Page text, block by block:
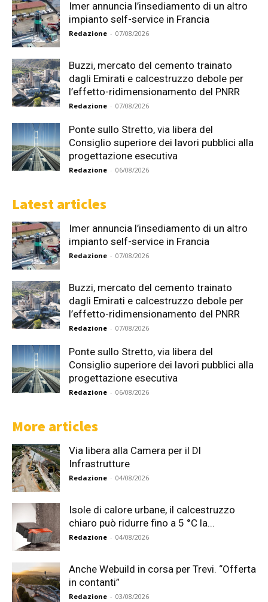
Imer annuncia l’insediamento di un altro
impianto self-service in Francia
Redazione - 07/08/2026
Buzzi, mercato del cemento trainato
dagli Emirati e calcestruzzo debole per
l’effetto-ridimensionamento del PNRR
Redazione - 07/08/2026
Ponte sullo Stretto, via libera del
Consiglio superiore dei lavori pubblici alla
progettazione esecutiva
Redazione - 06/08/2026
Latest articles
Imer annuncia l’insediamento di un altro
impianto self-service in Francia
Redazione - 07/08/2026
Buzzi, mercato del cemento trainato
dagli Emirati e calcestruzzo debole per
l’effetto-ridimensionamento del PNRR
Redazione - 07/08/2026
Ponte sullo Stretto, via libera del
Consiglio superiore dei lavori pubblici alla
progettazione esecutiva
Redazione - 06/08/2026
More articles
Via libera alla Camera per il Dl
Infrastrutture
Redazione - 04/08/2026
Isole di calore urbane, il calcestruzzo
chiaro può ridurre fino a 5 °C la...
Redazione - 04/08/2026
Anche Webuild in corsa per Trevi. “Offerta
in contanti”
Redazione - 03/08/2026